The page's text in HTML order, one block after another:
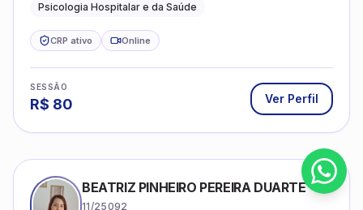
Psicologia Hospitalar e da Saúde
CRP ativo Online
SESSÃO
R$ 80 Ver Perfil
BEATRIZ PINHEIRO PEREIRA DUARTE
11/25092